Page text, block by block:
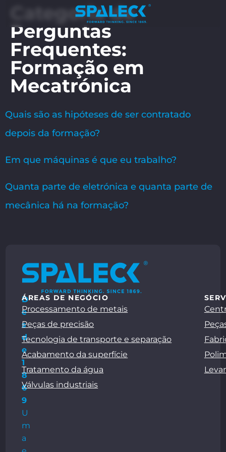
Categoria de
Perguntas
Frequentes:
Formação em
Mecatrónica
Quais são as hipóteses de ser contratado
depois da formação?
Em que máquinas é que eu trabalho?
Quanta parte de eletrónica e quanta parte de
mecânica há na formação?
D
e
s
d
e
1
8
6
9
U
m
a
ÁREAS DE NEGÓCIO
Processamento de metais
Peças de precisão
Tecnologia de transporte e separação
Acabamento da superfície
Tratamento da água
Válvulas industriais